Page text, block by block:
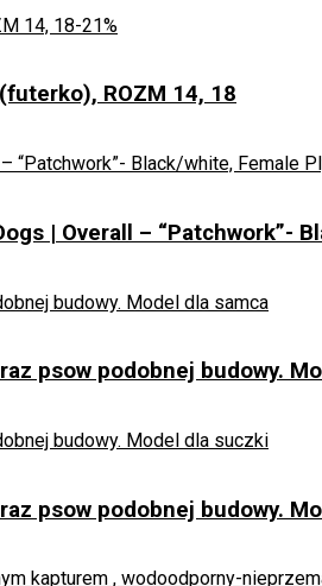
-21%
ROZM 14, 18
| Overall – “Patchwork”-
psow podobnej budowy.
psow podobnej budowy.